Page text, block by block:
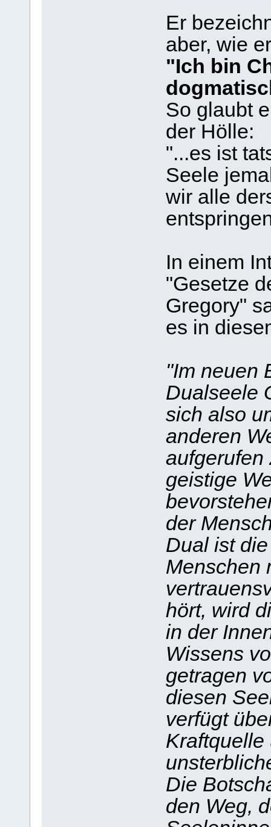
Er
aber, wie
"Ich bin
So glaubt
der Hölle:
"...es ist
Seele
wir alle
In einem
"Gesetze
Gregory"
es in
"Im neuen
Dualseele
sich also
anderen
aufgerufen
geistige
der
Dual ist
Menschen
hört, wird
in der
Wissens
getragen
diesen
verfügt
Kraftquelle
Die
den Weg,